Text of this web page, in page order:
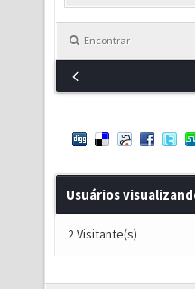
Encontrar
Usuários
2 Visitante(s)